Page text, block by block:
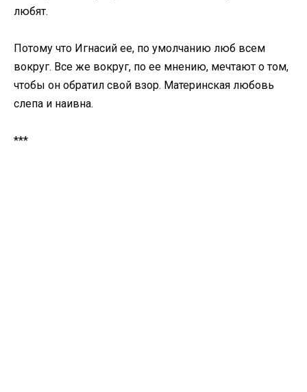
любят.
Потому что Игнасий ее, по умолчанию люб всем
вокруг. Все же вокруг, по ее мнению, мечтают о том,
чтобы он обратил свой взор. Материнская любовь
слепа и наивна.
***